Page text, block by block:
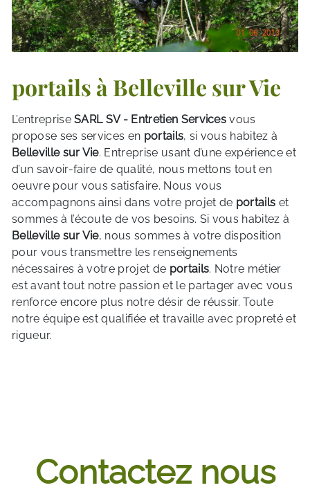
portails à Belleville sur Vie
L’entrepriseSARL SV - Entretien Services vous
propose ses services en portails, si vous habitez à
Belleville sur Vie. Entreprise usant d’une expérience et
d’un savoir-faire de qualité, nous mettons tout en
oeuvre pour vous satisfaire. Nous vous
accompagnons ainsi dans votre projet de portails et
sommes à l’écoute de vos besoins. Si vous habitez à
Belleville sur Vie, nous sommes à votre disposition
pour vous transmettre les renseignements
nécessaires à votre projet de portails. Notre métier
est avant tout notre passion et le partager avec vous
renforce encore plus notre désir de réussir. Toute
notre équipe est qualifiée et travaille avec propreté et
rigueur.
Contactez nous